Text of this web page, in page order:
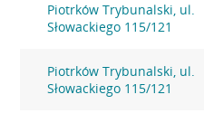
Piotrków Trybunalski, ul.
Słowackiego 115/121
Piotrków Trybunalski, ul.
Słowackiego 115/121